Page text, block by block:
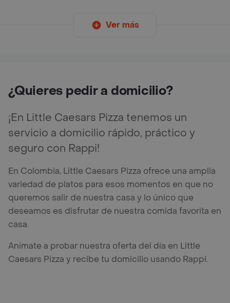
Ver más
¿Quieres pedir a domicilio?
¡En Little Caesars Pizza tenemos un
servicio a domicilio rápido, práctico y
seguro con Rappi!
En Colombia, Little Caesars Pizza ofrece una amplia
variedad de platos para esos momentos en que no
queremos salir de nuestra casa y lo único que
deseamos es disfrutar de nuestra comida favorita en
casa.
Anímate a probar nuestra oferta del día en Little
Caesars Pizza y recibe tu domicilio usando Rappi.